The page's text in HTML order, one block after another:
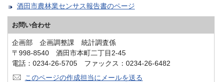
酒田市農林業センサス報告書のページ
お問い合わせ
企画部 企画調整課 統計調査係
〒998-8540 酒田市本町二丁目2-45
電話：0234-26-5705 ファックス：0234-26-6482
このページの作成担当にメールを送る